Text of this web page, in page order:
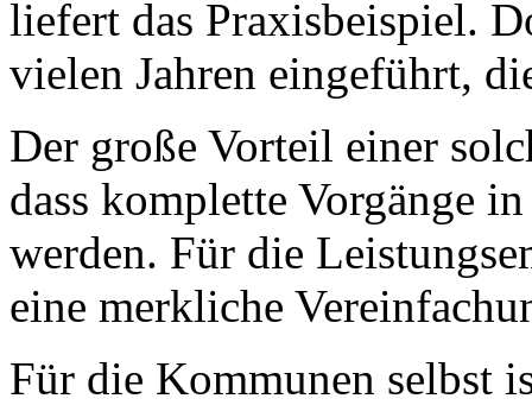
liefert das Praxisbeispiel.
vielen Jahren eingeführt,
Der große Vorteil einer
dass komplette Vorgänge
werden. Für die
eine merkliche
Für die Kommunen selbst